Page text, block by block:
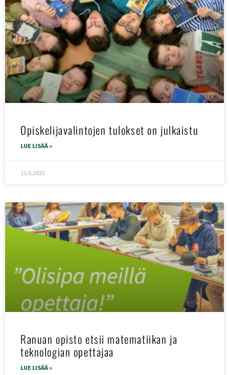
Opiskelijavalintojen tulokset on julkaistu
LUE LISÄÄ »
15.6.2023
Ranuan opisto etsii matematiikan ja
teknologian opettajaa
LUE LISÄÄ »